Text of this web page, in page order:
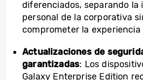
diferenciados, separando la
personal de la corporativa
comprometer la experiencia
Actualizaciones de
garantizadas: Los
Galaxy Enterprise Edition